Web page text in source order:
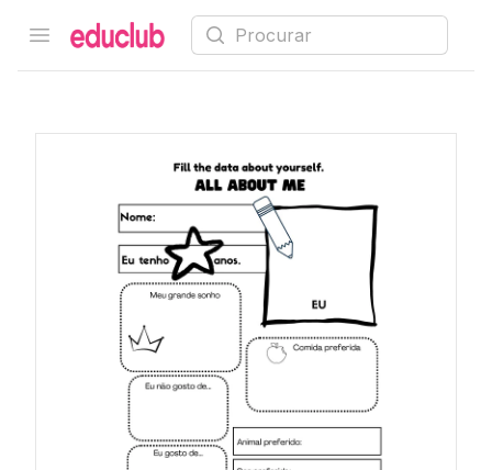
Open menu
Educlub Procurar